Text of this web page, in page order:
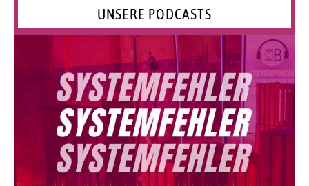
UNSERE PODCASTS